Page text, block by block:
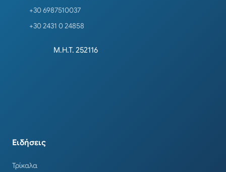
+30 6987510037
+30 2431 0 24858
Μ.Η.Τ. 252116
Ειδήσεις
Τρίκαλα